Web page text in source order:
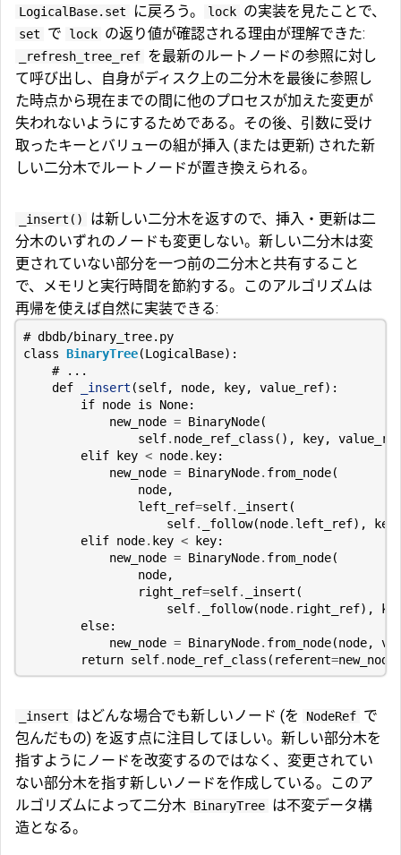
LogicalBase.set に戻ろう。 lock の実装を見たことで、
set で lock の返り値が確認される理由が理解できた:
_refresh_tree_ref を最新のルートノードの参照に対し
て呼び出し、自身がディスク上の二分木を最後に参照し
た時点から現在までの間に他のプロセスが加えた変更が
失われないようにするためである。その後、引数に受け
取ったキーとバリューの組が挿入 (または更新) された新
しい二分木でルートノードが置き換えられる。
_insert()
は新しい二分木を返すので、挿入・更新は二
分木のいずれのノードも変更しない。新しい二分木は変
更されていない部分を一つ前の二分木と共有すること
で、メモリと実行時間を節約する。このアルゴリズムは
再帰を使えば自然に実装できる:
# dbdb/binary_tree.py
class BinaryTree(LogicalBase):
# ...
def
_insert (self, node, key, value_ref):
if node is None:
new_node = BinaryNode(
self. node_ref_class (), key,
elif
key < node. key:
new_node = BinaryNode. from_node(
node,
left_ref=self. _insert (
self. _follow(node. left_ref), key
elif node. key < key:
new_node = BinaryNode. from_node(
node,
right_ref=self. _insert (
self. _follow(node. right_ref),
else:
new_node = BinaryNode. from_node(node,
return self. node_ref_class ( referent=new_node
_insert はどんな場合でも新しいノード (を NodeRef で
包んだもの) を返す点に注目してほしい。新しい部分木を
指すようにノードを改変するのではなく、変更されてい
ない部分木を指す新しいノードを作成している。このア
ルゴリズムによって二分木 BinaryTree は不変データ構
造となる。